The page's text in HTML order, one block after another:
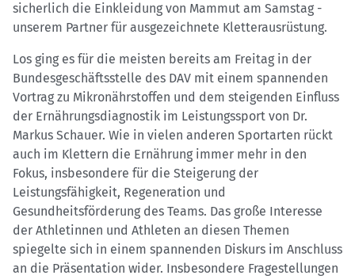
sicherlich die Einkleidung von Mammut am Samstag -
unserem Partner für ausgezeichnete Kletterausrüstung.
Los ging es für die meisten bereits am Freitag in der
Bundesgeschäftsstelle des DAV mit einem spannenden
Vortrag zu Mikronährstoffen und dem steigenden Einfluss
der Ernährungsdiagnostik im Leistungssport von Dr.
Markus Schauer. Wie in vielen anderen Sportarten rückt
auch im Klettern die Ernährung immer mehr in den
Fokus, insbesondere für die Steigerung der
Leistungsfähigkeit, Regeneration und
Gesundheitsförderung des Teams. Das große Interesse
der Athletinnen und Athleten an diesen Themen
spiegelte sich in einem spannenden Diskurs im Anschluss
an die Präsentation wider. Insbesondere Fragestellungen